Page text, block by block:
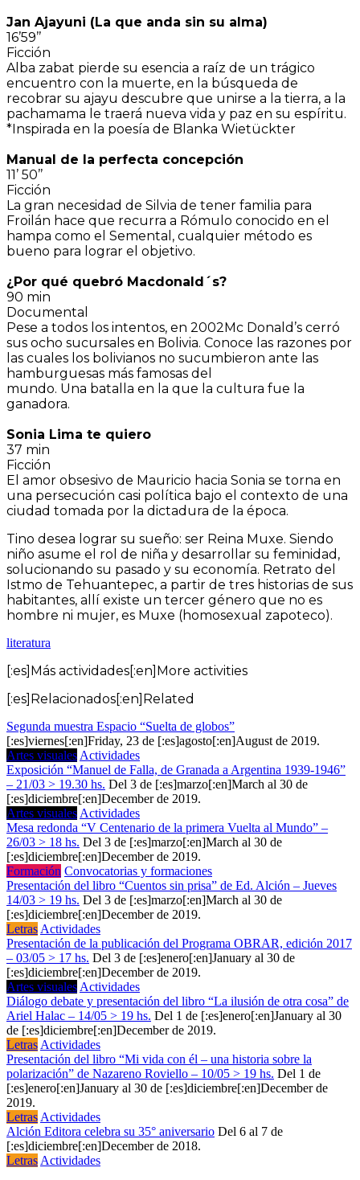
Jan Ajayuni (La que anda sin su alma)
16’59’’
Ficción
Alba zabat pierde su esencia a raíz de un trágico
encuentro con la muerte, en la búsqueda de
recobrar su ajayu descubre que unirse a la tierra, a la
pachamama le traerá nueva vida y paz en su espíritu.
*Inspirada en la poesía de Blanka Wietückter
Manual de la perfecta concepción
11’ 50’’
Ficción
La gran necesidad de Silvia de tener familia para
Froilán hace que recurra a Rómulo conocido en el
hampa como el Semental, cualquier método es
bueno para lograr el objetivo.
¿Por qué quebró Macdonald´s?
90 min
Documental
Pese a todos los intentos, en 2002Mc Donald’s cerró
sus ocho sucursales en Bolivia. Conoce las razones por
las cuales los bolivianos no sucumbieron ante las
hamburguesas más famosas del
mundo. Una batalla en la que la cultura fue la
ganadora.
Sonia Lima te quiero
37 min
Ficción
El amor obsesivo de Mauricio hacia Sonia se torna en
una persecución casi política bajo el contexto de una
ciudad tomada por la dictadura de la época.
Tino desea lograr su sueño: ser Reina Muxe. Siendo
niño asume el rol de niña y desarrollar su feminidad,
solucionando su pasado y su economía. Retrato del
Istmo de Tehuantepec, a partir de tres historias de sus
habitantes, allí existe un tercer género que no es
hombre ni mujer, es Muxe (homosexual zapoteco).
literatura
[:es]Más actividades[:en]More activities
[:es]Relacionados[:en]Related
Segunda muestra Espacio “Suelta de globos”
[:es]viernes[:en]Friday, 23 de [:es]agosto[:en]August de 2019.
Artes visuales Actividades
Exposición “Manuel de Falla, de Granada a Argentina 1939-1946”
– 21/03 > 19.30 hs. Del 3 de [:es]marzo[:en]March al 30 de
[:es]diciembre[:en]December de 2019.
Artes visuales Actividades
Mesa redonda “V Centenario de la primera Vuelta al Mundo” –
26/03 > 18 hs. Del 3 de [:es]marzo[:en]March al 30 de
[:es]diciembre[:en]December de 2019.
Formación Convocatorias y formaciones
Presentación del libro “Cuentos sin prisa” de Ed. Alción – Jueves
14/03 > 19 hs. Del 3 de [:es]marzo[:en]March al 30 de
[:es]diciembre[:en]December de 2019.
Letras Actividades
Presentación de la publicación del Programa OBRAR, edición 2017
– 03/05 > 17 hs. Del 3 de [:es]enero[:en]January al 30 de
[:es]diciembre[:en]December de 2019.
Artes visuales Actividades
Diálogo debate y presentación del libro “La ilusión de otra cosa” de
Ariel Halac – 14/05 > 19 hs. Del 1 de [:es]enero[:en]January al 30
de [:es]diciembre[:en]December de 2019.
Letras Actividades
Presentación del libro “Mi vida con él – una historia sobre la
polarización” de Nazareno Roviello – 10/05 > 19 hs. Del 1 de
[:es]enero[:en]January al 30 de [:es]diciembre[:en]December de
2019.
Letras Actividades
Alción Editora celebra su 35° aniversario Del 6 al 7 de
[:es]diciembre[:en]December de 2018.
Letras Actividades